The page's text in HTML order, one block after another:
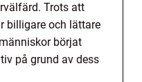
Trots att
billigare och lättare
börjat
på grund av dess